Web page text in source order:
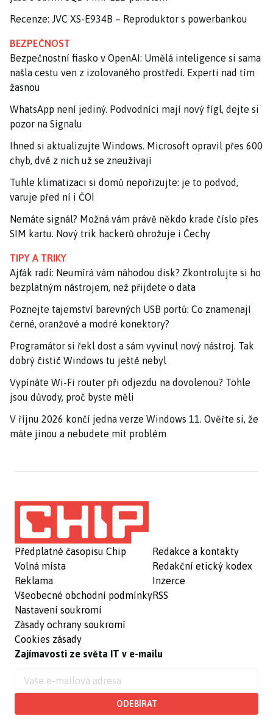
Recenze: JVC XS-E934B – Reproduktor s powerbankou
BEZPEČNOST
Bezpečnostní fiasko v OpenAI: Umělá inteligence si sama
našla cestu ven z izolovaného prostředí. Experti nad tím
žasnou
WhatsApp není jediný. Podvodníci mají nový fígl, dejte si
pozor na Signalu
Ihned si aktualizujte Windows. Microsoft opravil přes 600
chyb, dvě z nich už se zneužívají
Tuhle klimatizaci si domů nepořizujte: je to podvod,
varuje před ní i ČOI
Nemáte signál? Možná vám právě někdo krade číslo přes
SIM kartu. Nový trik hackerů ohrožuje i Čechy
TIPY A TRIKY
Ajťák radí: Neumírá vám náhodou disk? Zkontrolujte si ho
bezplatným nástrojem, než přijdete o data
Poznejte tajemství barevných USB portů: Co znamenají
černé, oranžové a modré konektory?
Programátor si řekl dost a sám vyvinul nový nástroj. Tak
dobrý čistič Windows tu ještě nebyl
Vypínáte Wi-Fi router při odjezdu na dovolenou? Tohle
jsou důvody, proč byste měli
V říjnu 2026 končí jedna verze Windows 11. Ověřte si, že
máte jinou a nebudete mít problém
Předplatné časopisu Chip
Volná místa
Reklama
Všeobecné obchodní podmínky
Nastavení soukromí
Zásady ochrany soukromí
Cookies zásady
Redakce a kontakty
Redakční etický kodex
Inzerce
RSS
Zajímavosti ze světa IT v e-mailu
ODEBÍRAT